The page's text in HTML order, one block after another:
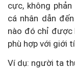
cực, không
cá nhân dẫn
nào đó chỉ được
phù hợp với giới
Ví dụ: người ta